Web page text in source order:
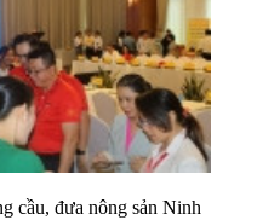
cầu, đưa nông sản Ninh